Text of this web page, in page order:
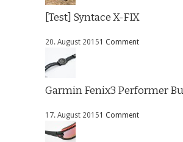
[Test] Syntace X-FIX
20. August 20151 Comment
Garmin Fenix3 Performer
17. August 20151 Comment